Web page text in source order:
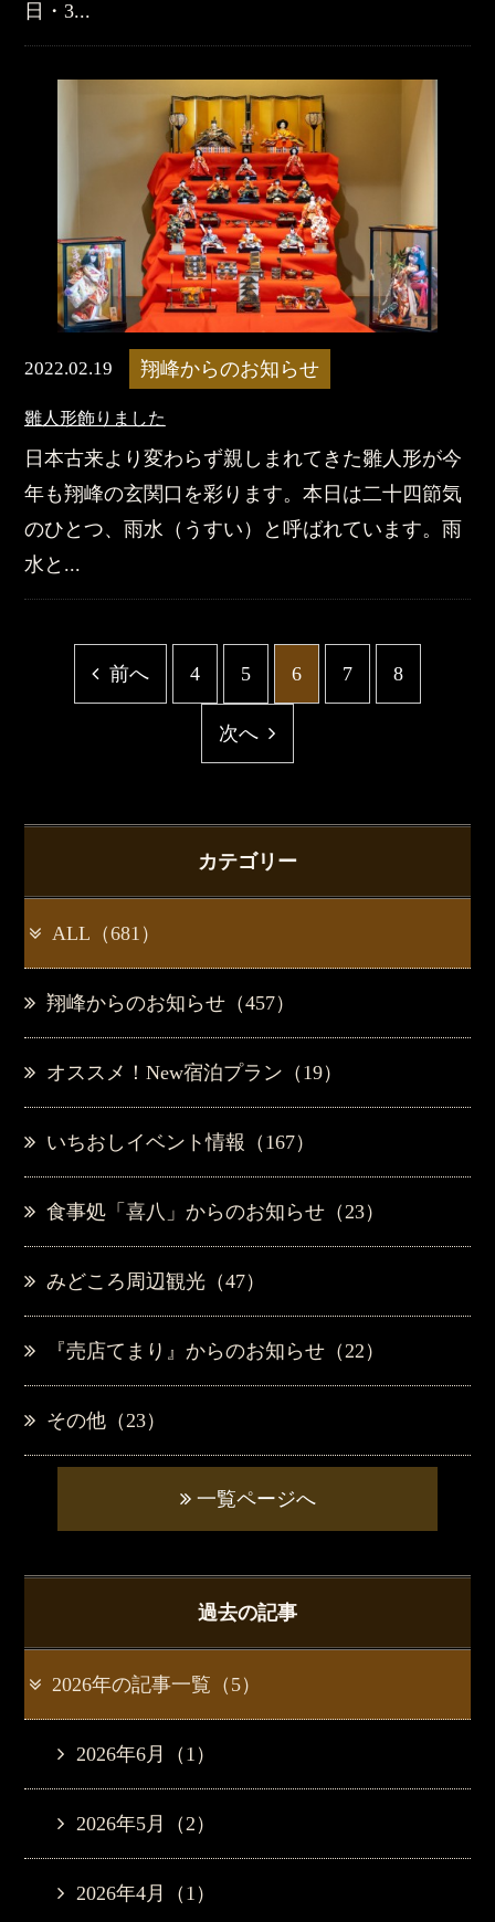
日・3...
2022.02.19 翔峰からのお知らせ
雛人形飾りました
日本古来より変わらず親しまれてきた雛人形が今
年も翔峰の玄関口を彩ります。本日は二十四節気
のひとつ、雨水（うすい）と呼ばれています。雨
水と...
前へ 4 5 6 7 8
次へ
カテゴリー
ALL（681）
翔峰からのお知らせ（457）
オススメ！New宿泊プラン（19）
いちおしイベント情報（167）
食事処「喜八」からのお知らせ（23）
みどころ周辺観光（47）
『売店てまり』からのお知らせ（22）
その他（23）
一覧ページへ
過去の記事
2026年の記事一覧（5）
2026年6月（1）
2026年5月（2）
2026年4月（1）